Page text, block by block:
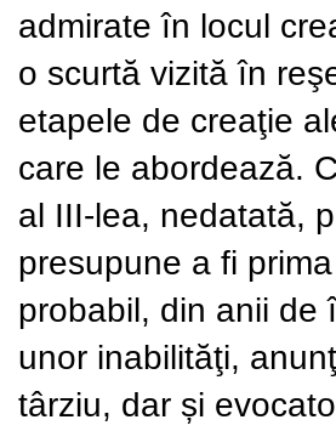
admirate în locul
o scurtă vizită în
etapele de creaţie
care le abordează.
al III-lea, nedatată,
presupune a fi
probabil, din anii
unor inabilităţi,
târziu, dar și